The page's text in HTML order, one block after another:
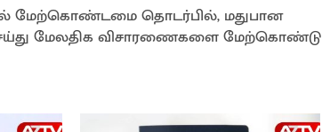
மேற்கொண்டமை தொடர்பில், மதுபான
மேலதிக விசாரணைகளை மேற்கொண்டு